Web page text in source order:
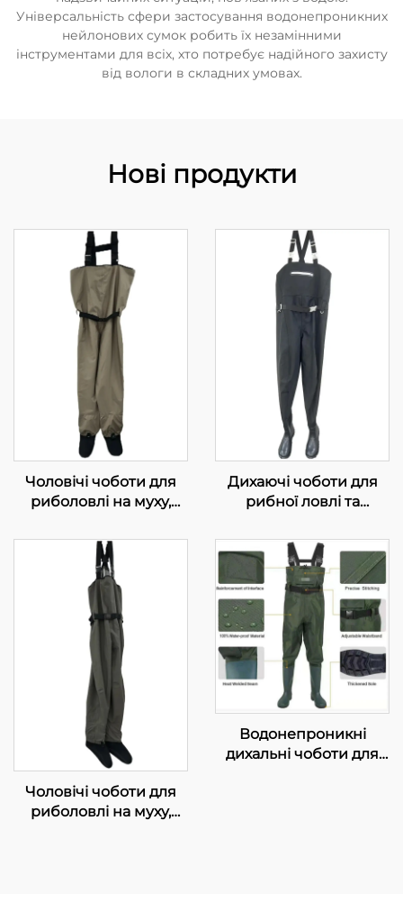
Універсальність сфери застосування водонепроникних
нейлонових сумок робить їх незамінними
інструментами для всіх, хто потребує надійного захисту
від вологи в складних умовах.
Нові продукти
Чоловічі чоботи для
риболовлі на муху,
водонепроникні
моделі з носком,
штани для риболовлі в
річці
Дихаючі чоботи для
рибної ловлі та
водонепроникні, з
утеплювачем, з
відкритим носком, для
чоловіків
Чоловічі чоботи для
риболовлі на муху,
Водонепроникні
дихальні чоботи для